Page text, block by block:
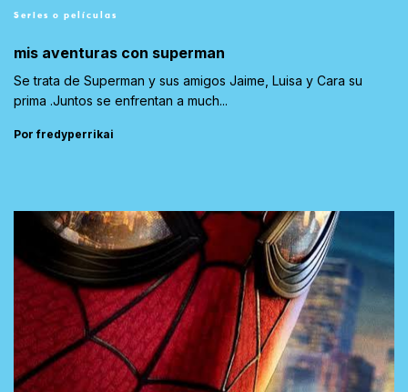
Series o películas
mis aventuras con superman
Se trata de Superman y sus amigos Jaime, Luisa y Cara su
prima .Juntos se enfrentan a much...
Por fredyperrikai